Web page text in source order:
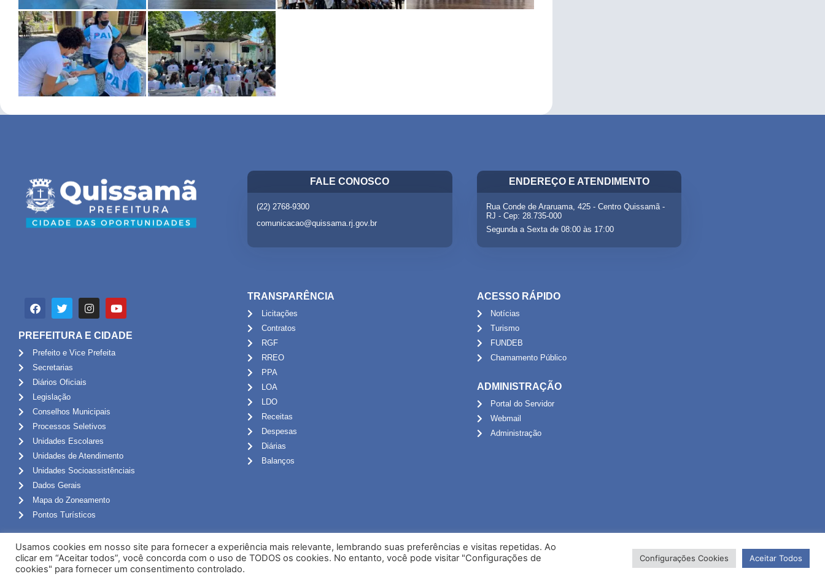
FALE CONOSCO
(22) 2768-9300
comunicacao@quissama.rj.gov.br
ENDEREÇO E ATENDIMENTO
Rua Conde de Araruama, 425 - Centro Quissamã -
RJ - Cep: 28.735-000
Segunda a Sexta de 08:00 às 17:00
PREFEITURA E CIDADE
Prefeito e Vice Prefeita
Secretarias
Diários Oficiais
Legislação
Conselhos Municipais
Processos Seletivos
Unidades Escolares
Unidades de Atendimento
Unidades Socioassistênciais
Dados Gerais
Mapa do Zoneamento
Pontos Turísticos
TRANSPARÊNCIA
Licitações
Contratos
RGF
RREO
PPA
LOA
LDO
Receitas
Despesas
Diárias
Balanços
ACESSO RÁPIDO
Notícias
Turismo
FUNDEB
Chamamento Público
ADMINISTRAÇÃO
Portal do Servidor
Webmail
Administração
Usamos cookies em nosso site para fornecer a experiência mais relevante, lembrando suas preferências e visitas repetidas. Ao
clicar em “Aceitar todos”, você concorda com o uso de TODOS os cookies. No entanto, você pode visitar "Configurações de
cookies" para fornecer um consentimento controlado.
Configurações Cookies Aceitar Todos